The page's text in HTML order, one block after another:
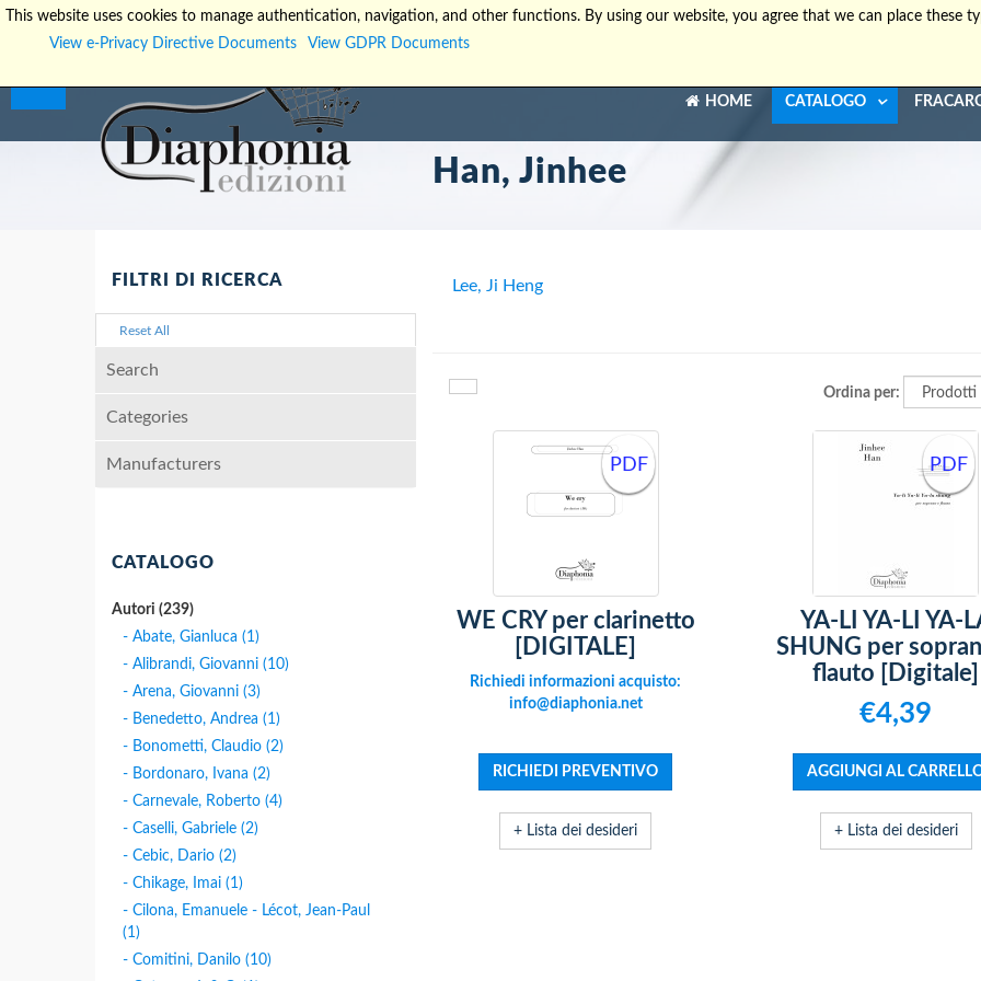
HOME CATALOGO
Lee, Ji Heng
Han, Jinhee
Ordina per:
PDF
WE CRY per clarinetto
[DIGITALE]
Richiedi informazioni acquisto:
info@diaphonia.net
+ Lista dei desideri
PDF
YA-LI YA-LI YA-
SHUNG per
flauto [Digitale]
€4,39
+ Lista dei desideri
FILTRI DI RICERCA
Reset All
Search
Categories
Manufacturers
CATALOGO
Autori (239)
- Abate, Gianluca (1)
- Alibrandi, Giovanni (10)
- Arena, Giovanni (3)
- Benedetto, Andrea (1)
- Bonometti, Claudio (2)
- Bordonaro, Ivana (2)
- Carnevale, Roberto (4)
- Caselli, Gabriele (2)
- Cebic, Dario (2)
- Chikage, Imai (1)
- Cilona, Emanuele - Lécot, Jean-Paul
(1)
- Comitini, Danilo (10)
This website uses cookies to manage authentication, navigation, and other functions. By using our website, you agree that we can place these
View e-Privacy Directive Documents
View GDPR Documents